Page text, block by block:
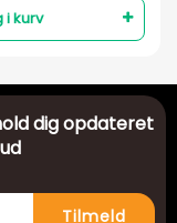
kurv
dig opdateret
Tilmeld